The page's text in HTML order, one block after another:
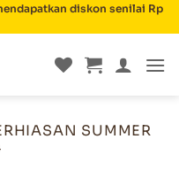
diskon senilai Rp
SUMMER